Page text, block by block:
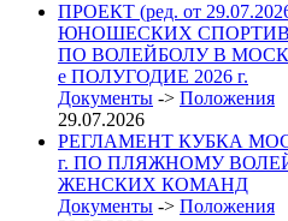
ПРОЕКТ (ред. от
ЮНОШЕСКИХ
ПО ВОЛЕЙБОЛУ В
е ПОЛУГОДИЕ 2026 г.
Документы -> Положения
29.07.2026
РЕГЛАМЕНТ КУБКА
г. ПО ПЛЯЖНОМУ
ЖЕНСКИХ КОМАНД
Документы -> Положения